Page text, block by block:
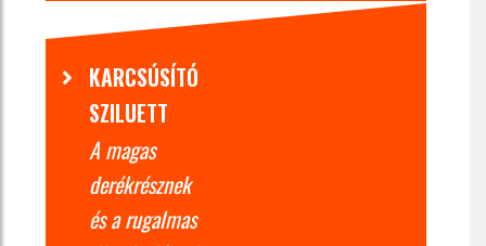
KARCSÚSÍTÓ
SZILUETT
A magas
derékrésznek
és a rugalmas